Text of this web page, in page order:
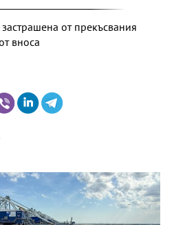
от прекъсвания
вноса